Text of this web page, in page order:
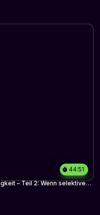
44:51
– Teil 2: Wenn selektive
macht